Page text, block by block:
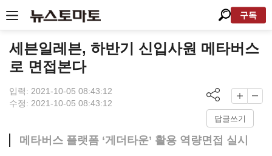
구독
세븐일레븐, 하반기 신입사원 메타버스
로 면접본다
입력: 2021-10-05 08:43:12
수정: 2021-10-05 08:43:12
답글쓰기
메타버스 플랫폼 ‘게더타운’ 활용 역량면접 실시